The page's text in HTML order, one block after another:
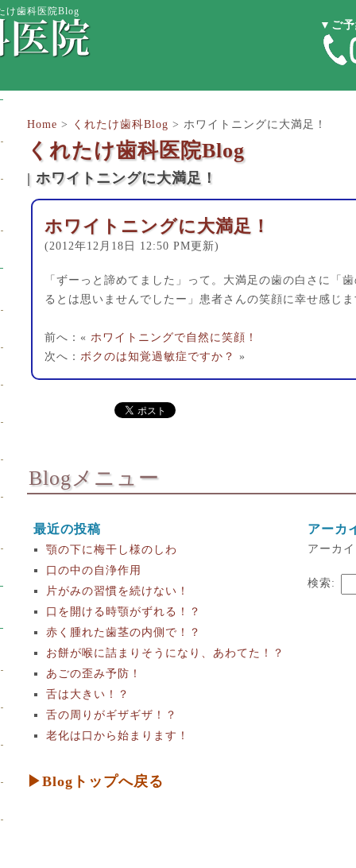
け歯科医院Blog
▼ご予
Home > くれたけ歯科Blog > ホワイトニングに大満足！
くれたけ歯科医院Blog
| ホワイトニングに大満足！
ホワイトニングに大満足！
(2012年12月18日 12:50 PM更新)
「ずーっと諦めてました」って。大満足の歯の白さに「
るとは思いませんでしたー」患者さんの笑顔に幸せ感じ
前へ：« ホワイトニングで自然に笑顔！
次へ： ボクのは知覚過敏症ですか？ »
Blogメニュー
最近の投稿
顎の下に梅干し様のしわ
口の中の自浄作用
片がみの習慣を続けない！
口を開ける時顎がずれる！？
赤く腫れた歯茎の内側で！？
お餅が喉に詰まりそうになり、あわてた！？
あごの歪み予防！
舌は大きい！？
舌の周りがギザギザ！？
老化は口から始まります！
アーカ
アーカ
検索:
▶Blogトップへ戻る